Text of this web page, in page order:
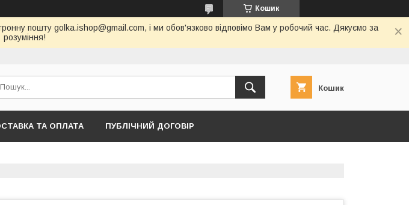
Кошик
пошту golka.ishop@gmail.com, і ми обов'язково відповімо Вам у робочий час. Дякуємо за
розуміння!
Кошик
ТА ОПЛАТА ПУБЛІЧНИЙ ДОГОВІР